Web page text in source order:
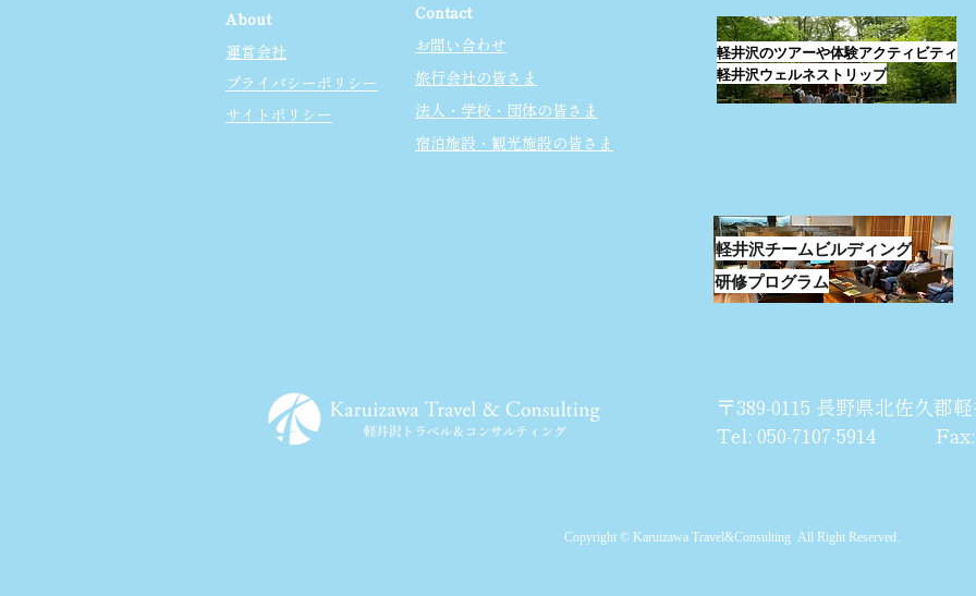
About
運営会社
プライバシーポリシー
サイトポリシー
Contact
お問い合わせ
旅行会社の皆さま
法人・学校・団体の皆さま
宿泊施設・観光施設の皆さま
軽井沢のツアーや体験アクティビティ
軽井沢ウェルネストリップ
軽井沢チームビルディング
研修プログラム
〒389-0115 長野県北佐久郡
Tel: 050-7107-5914 Fax:
Copyright © Karuizawa Travel&Consulting All Right Reserved.